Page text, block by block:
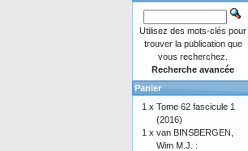
Utilisez des mots-clés pour
trouver la publication que
vous recherchez.
Recherche avancée
Panier
1 x Tome 62 fascicule 1
(2016)
1 x van BINSBERGEN,
Wim M.J. :